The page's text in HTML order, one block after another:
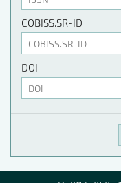
COBISS.SR-ID
DOI